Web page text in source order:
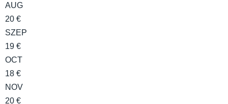
AUG
20 €
SZEP
19 €
OCT
18 €
NOV
20 €